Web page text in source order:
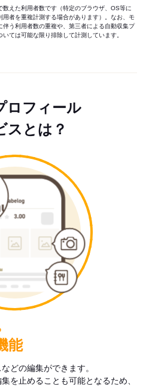
えた利用者数です（特定のブラウザ、OS等に
用者を重複計測する場合があります）。なお、モ
伴う利用者数の重複や、第三者による自動収集プ
ては可能な限り排除して計測しています。
ロフィール
スとは？
能
どの編集ができます。
を止めることも可能となるため、